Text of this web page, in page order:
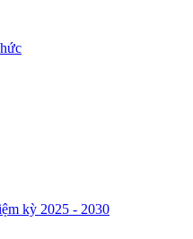
kỳ 2025 - 2030